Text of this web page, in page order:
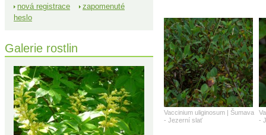
Vaccinium uliginosum | Šumava
- Jezerní slať
-
nová registrace
zapomenuté
heslo
Galerie rostlin